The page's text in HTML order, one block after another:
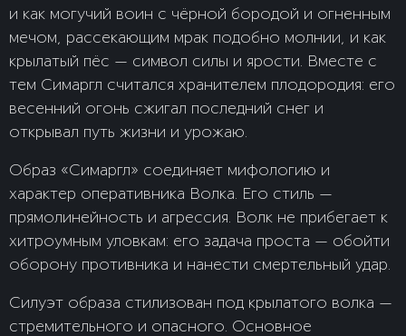
и как могучий воин с чёрной бородой и огненным
мечом, рассекающим мрак подобно молнии, и как
крылатый пёс — символ силы и ярости. Вместе с
тем Симаргл считался хранителем плодородия: его
весенний огонь сжигал последний снег и
открывал путь жизни и урожаю.
Образ «Симаргл» соединяет мифологию и
характер оперативника Волка. Его стиль —
прямолинейность и агрессия. Волк не прибегает к
хитроумным уловкам: его задача проста — обойти
оборону противника и нанести смертельный удар.
Силуэт образа стилизован под крылатого волка —
стремительного и опасного. Основное